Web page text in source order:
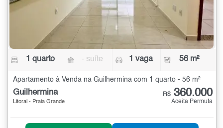
1 quarto - suíte 1 vaga 56 m²
Apartamento à Venda na Guilhermina com 1 quarto - 56 m²
Guilhermina
Litoral - Praia Grande
R$ 360.000
Aceita Permuta